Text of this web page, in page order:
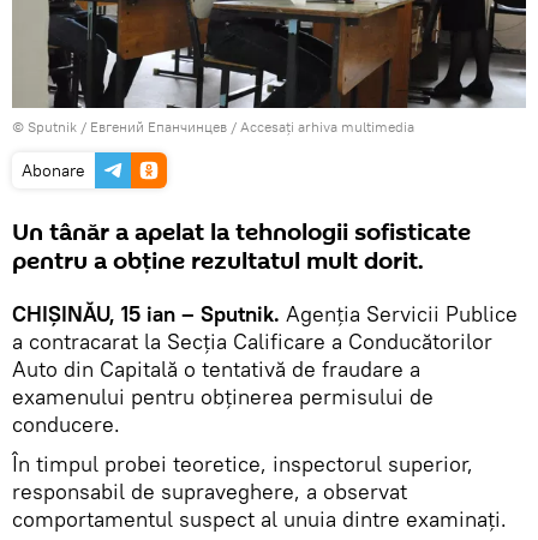
© Sputnik / Евгений Епанчинцев / Accesați arhiva multimedia
Abonare
Un tânăr a apelat la tehnologii sofisticate
pentru a obține rezultatul mult dorit.
CHIȘINĂU, 15 ian – Sputnik. Agenţia Servicii Publice
a contracarat la Secția Calificare a Conducătorilor
Auto din Capitală o tentativă de fraudare a
examenului pentru obținerea permisului de
conducere.
În timpul probei teoretice, inspectorul superior,
responsabil de supraveghere, a observat
comportamentul suspect al unuia dintre examinați.